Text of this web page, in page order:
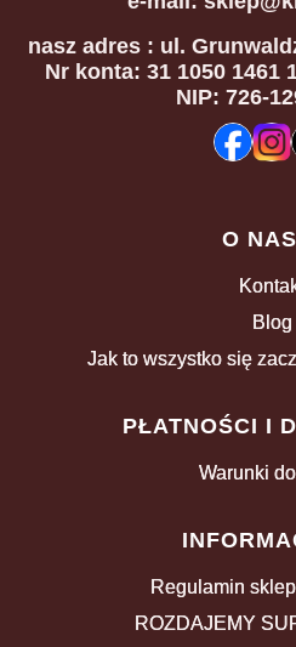
nasz adres : ul.
Nr konta: 31 1050 1461
NIP: 726-
O NAS
Blog
Jak to wszystko się
PŁATNOŚCI I
Warunki
Regulamin
ROZDAJEMY